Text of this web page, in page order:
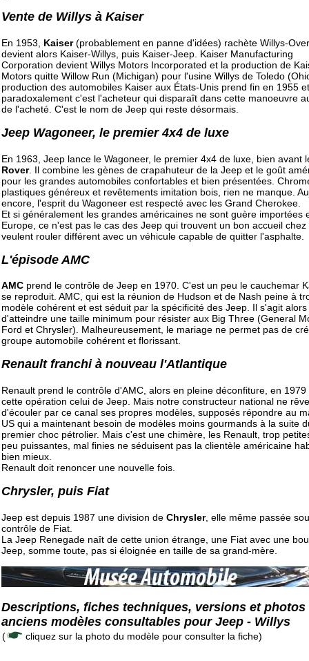
Vente de Willys à Kaiser
En 1953, Kaiser(probablement en panne d'idées) rachète Willys-
devient alors Kaiser-Willys, puis Kaiser-Jeep. Kaiser Manufacturing
Corporation devient Willys Motors Incorporated et la production de
Motors quitte Willow Run (Michigan) pour l'usine Willys de Toledo
production des automobiles Kaiser aux États-Unis prend fin en 1955 et
paradoxalement c'est l'acheteur qui disparaît dans cette manoeuvre
de l'acheté. C'est le nom de Jeep qui reste désormais.
Jeep Wagoneer, le premier 4x4 de luxe
En 1963, Jeep lance le Wagoneer, le premier 4x4 de luxe, bien avant
Rover. Il combine les gènes de crapahuteur de la Jeep et le goût
pour les grandes automobiles confortables et bien présentées.
plastiques généreux et revêtements imitation bois, rien ne manque.
encore, l'esprit du Wagoneer est respecté avec les Grand Cherokee.
Et si généralement les grandes américaines ne sont guère importées
Europe, ce n'est pas le cas des Jeep qui trouvent un bon accueil chez
veulent rouler différent avec un véhicule capable de quitter l'asphalte.
L'épisode AMC
AMC prend le contrôle de Jeep en 1970. C'est un peu le cauchemar
se reproduit. AMC, qui est la réunion de Hudson et de Nash peine à
modèle cohérent et est séduit par la spécificité des Jeep. Il s'agit alors
d'atteindre une taille minimum pour résister aux Big Three (General
Ford et Chrysler). Malheureusement, le mariage ne permet pas de
groupe automobile cohérent et florissant.
Renault franchi à nouveau l'Atlantique
Renault prend le contrôle d'AMC, alors en pleine déconfiture, en 1979
cette opération celui de Jeep. Mais notre constructeur national ne
d'écouler par ce canal ses propres modèles, supposés répondre au
US qui a maintenant besoin de modèles moins gourmands à la suite
premier choc pétrolier. Mais c'est une chimère, les Renault, trop
peu puissantes, mal finies ne séduisent pas la clientèle américaine
bien mieux.
Renault doit renoncer une nouvelle fois.
Chrysler, puis Fiat
Jeep est depuis 1987 une division de Chrysler, elle même passée
contrôle de Fiat.
La Jeep Renegade naît de cette union étrange, une Fiat avec une
Jeep, somme toute, pas si éloignée en taille de sa grand-mère.
Descriptions, fiches techniques, versions et photos
anciens modèles consultables pour Jeep - Willys
( cliquez sur la photo du modèle pour consulter la fiche)